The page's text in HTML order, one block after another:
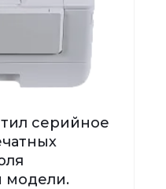
серийное
модели.